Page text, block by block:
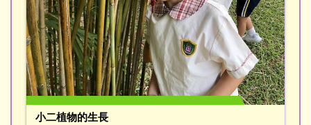
小二植物的生長